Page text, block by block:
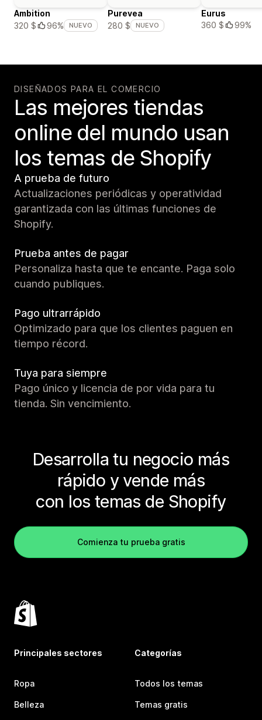
Ambition
320 $
96% NUEVO
Purevea
280 $
NUEVO
Eurus
360 $
99%
DISEÑADOS PARA EL COMERCIO
Las mejores tiendas
online del mundo usan
los temas de Shopify
A prueba de futuro
Actualizaciones periódicas y operatividad
garantizada con las últimas funciones de
Shopify.
Prueba antes de pagar
Personaliza hasta que te encante. Paga solo
cuando publiques.
Pago ultrarrápido
Optimizado para que los clientes paguen en
tiempo récord.
Tuya para siempre
Pago único y licencia de por vida para tu
tienda. Sin vencimiento.
Desarrolla tu negocio más
rápido y vende más
con los temas de Shopify
Comienza tu prueba gratis
Principales sectores
Ropa
Belleza
Categorías
Todos los temas
Temas gratis